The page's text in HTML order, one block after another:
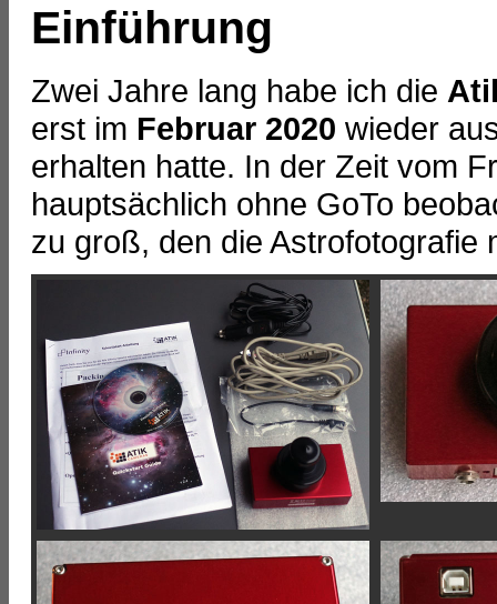
Einführung
Zwei Jahre lang habe ich die
erst im Februar 2020 wieder
erhalten hatte. In der Zeit vom
hauptsächlich ohne GoTo
zu groß, den die Astrofotografie